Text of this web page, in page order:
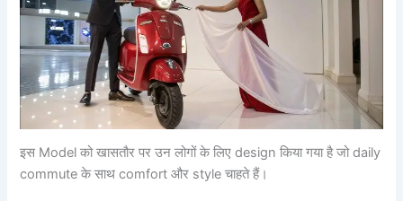
इस Model को खासतौर पर उन लोगों के लिए design किया गया है जो daily
commute के साथ comfort और style चाहते हैं।